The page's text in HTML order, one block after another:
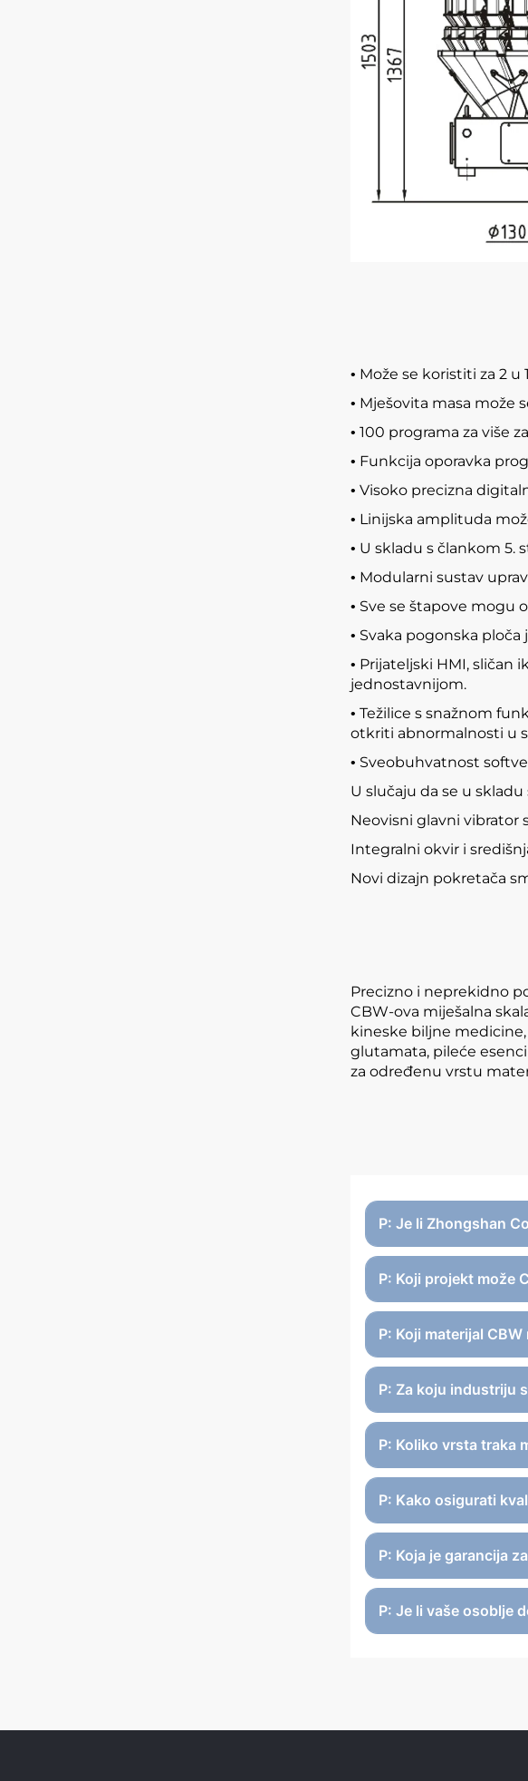
• Može se koristiti za 2 u
• Mješovita masa može
• 100 programa za više
• Funkcija oporavka
• Visoko precizna
• Linijska amplituda
• U skladu s člankom 5.
• Modularni sustav
• Sve se štapove mogu
• Svaka pogonska
• Prijateljski HMI, sličan
jednostavnijom.
• Težilice s snažnom
otkriti abnormalnosti u
• Sveobuhvatnost
U slučaju da se u
Neovisni glavni vibrator
Integralni okvir i
Novi dizajn pokretača
Precizno i neprekidno
CBW-ova miješalna
kineske biljne medicine,
glutamata, pileće
za određenu vrstu
P: Je li Zhongshan
P: Koji projekt može
P: Koji materijal
P: Za koju industriju
P: Koliko vrsta traka
P: Kako osigurati
P: Koja je garancija
P: Je li vaše osoblje